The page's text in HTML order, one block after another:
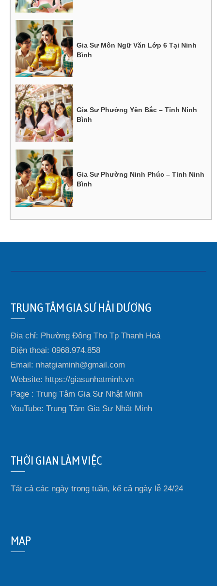
Gia Sư Môn Ngữ Văn Lớp 6 Tại Ninh
Bình
Gia Sư Phường Yên Bắc – Tỉnh Ninh
Bình
Gia Sư Phường Ninh Phúc – Tỉnh Ninh
Bình
TRUNG TÂM GIA SƯ HẢI DƯƠNG
Địa chỉ: Phường Đông Thọ Tp Thanh Hoá
Điện thoại: 0968.974.858
Email: nhatgiaminh@gmail.com
Website: https://giasunhatminh.vn
Page : Trung Tâm Gia Sư Nhật Minh
YouTube: Trung Tâm Gia Sư Nhật Minh
THỜI GIAN LÀM VIỆC
Tát cả các ngày trong tuần, kể cả ngày lễ 24/24
MAP